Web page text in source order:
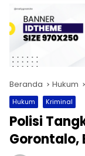
Beranda Hukum
Hukum Kriminal
Polisi
Gorontalo,